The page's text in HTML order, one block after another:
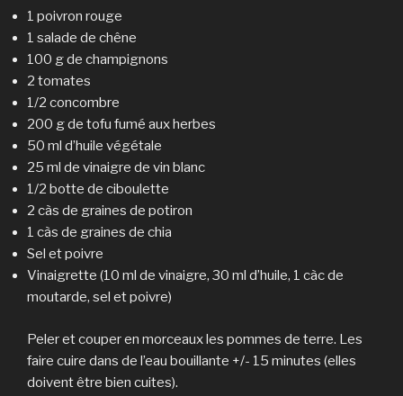
1 poivron rouge
1 salade de chêne
100 g de champignons
2 tomates
1/2 concombre
200 g de tofu fumé aux herbes
50 ml d’huile végétale
25 ml de vinaigre de vin blanc
1/2 botte de ciboulette
2 càs de graines de potiron
1 càs de graines de chia
Sel et poivre
Vinaigrette (10 ml de vinaigre, 30 ml d’huile, 1 càc de
moutarde, sel et poivre)
Peler et couper en morceaux les pommes de terre. Les
faire cuire dans de l’eau bouillante +/- 15 minutes (elles
doivent être bien cuites).